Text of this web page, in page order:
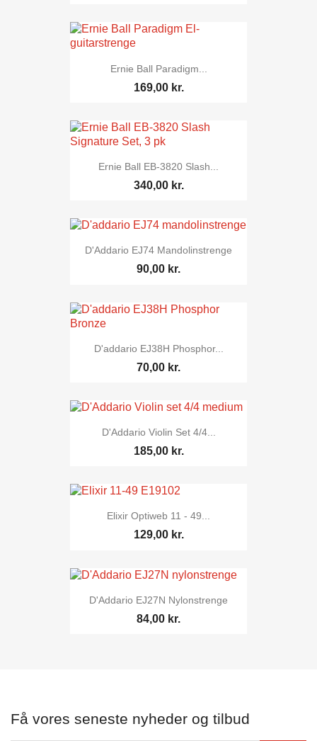
Ernie Ball Paradigm...
169,00 kr.
Ernie Ball EB-3820 Slash...
340,00 kr.
D'Addario EJ74 Mandolinstrenge
90,00 kr.
D'addario EJ38H Phosphor...
70,00 kr.
D'Addario Violin Set 4/4...
185,00 kr.
Elixir Optiweb 11 - 49...
129,00 kr.
D'Addario EJ27N Nylonstrenge
84,00 kr.
Få vores seneste nyheder og tilbud